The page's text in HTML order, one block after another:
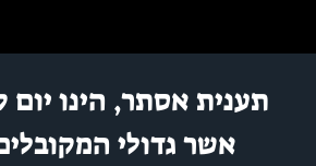
אסתר, הינו יום
אשר גדולי המקובלים